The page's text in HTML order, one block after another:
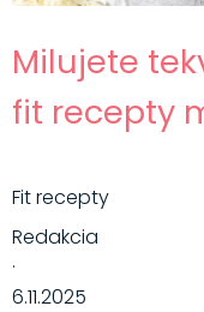
Milujete
fit recepty
Fit recepty
Redakcia
·
6.11.2025